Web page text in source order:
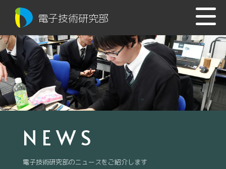
電子技術研究部
NEWS
電子技術研究部のニュースをご紹介します